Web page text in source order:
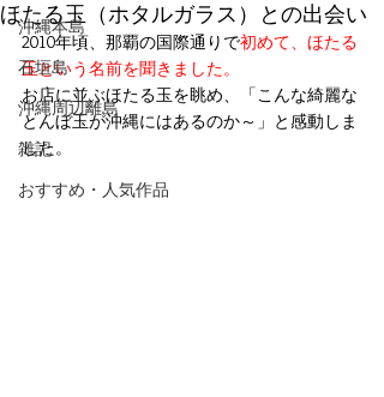
沖縄本島
石垣島
沖縄周辺離島
雑記
おすすめ・人気作品
ほたる玉（ホタルガラス）との出会い
2010年頃、那覇の国際通りで初めて、ほたる
玉という名前を聞きました。
お店に並ぶほたる玉を眺め、「こんな綺麗な
とんぼ玉が沖縄にはあるのか～」と感動しま
した。